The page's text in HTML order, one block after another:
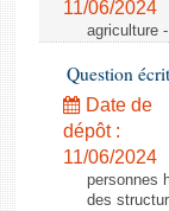
11/06/2024
agriculture
Question
Date de
dépôt :
11/06/2024
personnes
des